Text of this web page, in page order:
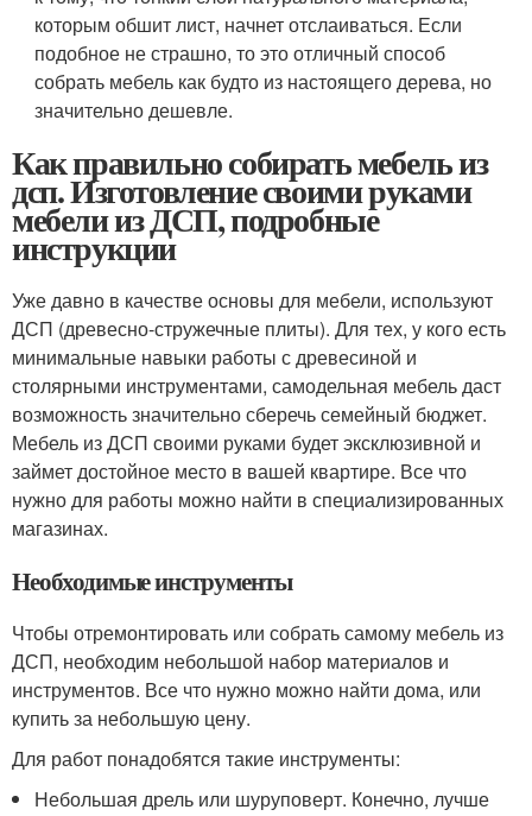
которым обшит лист, начнет отслаиваться. Если
подобное не страшно, то это отличный способ
собрать мебель как будто из настоящего дерева, но
значительно дешевле.
Как правильно собирать мебель из
дсп. Изготовление своими руками
мебели из ДСП, подробные
инструкции
Уже давно в качестве основы для мебели, используют
ДСП (древесно-стружечные плиты). Для тех, у кого есть
минимальные навыки работы с древесиной и
столярными инструментами, самодельная мебель даст
возможность значительно сберечь семейный бюджет.
Мебель из ДСП своими руками будет эксклюзивной и
займет достойное место в вашей квартире. Все что
нужно для работы можно найти в специализированных
магазинах.
Необходимые инструменты
Чтобы отремонтировать или собрать самому мебель из
ДСП, необходим небольшой набор материалов и
инструментов. Все что нужно можно найти дома, или
купить за небольшую цену.
Для работ понадобятся такие инструменты:
Небольшая дрель или шуруповерт. Конечно, лучше